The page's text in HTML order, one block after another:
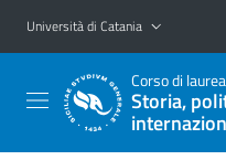
Vai al contenuto principale
Vai al menu di navigazione
Università di Catania
Corso di
Storia,